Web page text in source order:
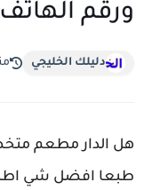
ورقم
دليلك الخليجي منذ
هل الدار مطعم
طبعا افضل شي